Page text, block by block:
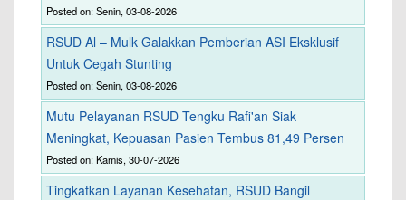
Posted on: Senin, 03-08-2026
RSUD Al – Mulk Galakkan Pemberian ASI Eksklusif
Untuk Cegah Stunting
Posted on: Senin, 03-08-2026
Mutu Pelayanan RSUD Tengku Rafi'an Siak
Meningkat, Kepuasan Pasien Tembus 81,49 Persen
Posted on: Kamis, 30-07-2026
Tingkatkan Layanan Kesehatan, RSUD Bangil